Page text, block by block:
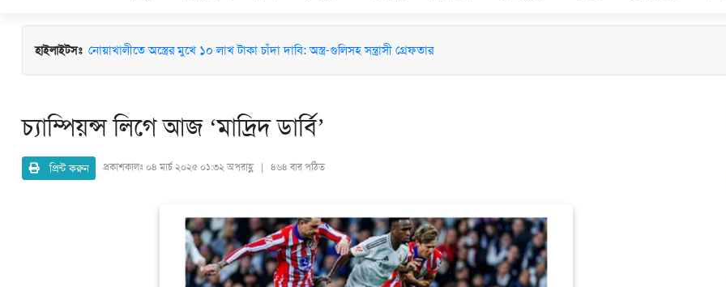
হাইলাইটসঃ
নোয়াখালীতে অস্ত্রের মুখে ১০ লাখ টাকা চাঁদা দাবি: অস্ত্র-গুলিসহ সন্ত্রাসী গ্রেফতার
মাধবপুরে জশনে জুলুস ও ঈদে মিলাদুন্নবী (সা.) উদযাপনে মতবিনিময় সভা অনুষ্ঠিত
চ্যাম্পিয়ন্স লিগে আজ ‘মাদ্রিদ ডার্বি’
প্রিন্ট করুন প্রকাশকালঃ ০৪ মার্চ ২০২৫ ০১:৩২ অপরাহ্ণ | ৪৬৪ বার পঠিত